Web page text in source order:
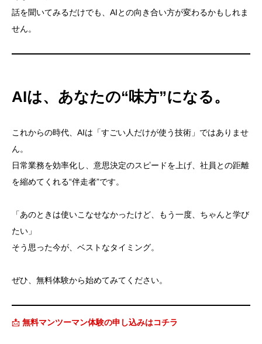
話を聞いてみるだけでも、AIとの向き合い方が変わるかもしれま
せん。
AIは、あなたの“味方”になる。
これからの時代、AIは「すごい人だけが使う技術」ではありませ
ん。
日常業務を効率化し、意思決定のスピードを上げ、社員との距離
を縮めてくれる“伴走者”です。
「あのときは使いこなせなかったけど、もう一度、ちゃんと学び
たい」
そう思った今が、ベストなタイミング。
ぜひ、無料体験から始めてみてください。
📩 無料マンツーマン体験の申し込みはコチラ